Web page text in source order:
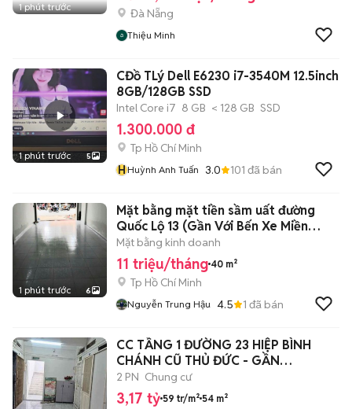
1 phút trước Đà Nẵng
Thiệu Minh
1 phút trước 5
CĐồ TLý Dell E6230 i7-3540M 12.5inch
8GB/128GB SSD
Intel Core i7 8 GB < 128 GB SSD
1.300.000 đ
Tp Hồ Chí Minh
HHuỳnh Anh Tuấn 3.0 101 đã bán
1 phút trước 6
Mặt bằng mặt tiền sầm uất đường
Quốc Lộ 13 (Gần Với Bến Xe Miền
Đông)
Mặt bằng kinh doanh
11 triệu/tháng 40 m²
Tp Hồ Chí Minh
Nguyễn Trung Hậu 4.5 1 đã bán
CC TẦNG 1 ĐƯỜNG 23 HIỆP BÌNH
CHÁNH CŨ THỦ ĐỨC - GẦN
GIGAMALL
2 PN Chung cư
3,17 tỷ 59 tr/m² 54 m²